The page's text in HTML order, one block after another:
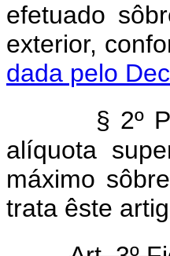
efetuado
exterior,
dada pelo
§ 2º
alíquota
máximo
trata êste